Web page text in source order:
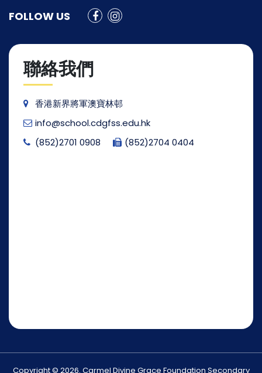
FOLLOW US
聯絡我們
香港新界將軍澳寶林邨
info@school.cdgfss.edu.hk
(852)2701 0908
(852)2704 0404
Copyright © 2026. Carmel Divine Grace Foundation Secondary